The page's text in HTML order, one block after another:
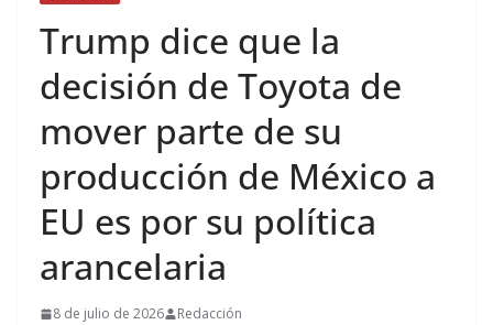
Trump dice que la
decisión de Toyota de
mover parte de su
producción de México a
EU es por su política
arancelaria
8 de julio de 2026 Redacción